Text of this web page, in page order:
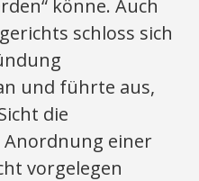
könne. Auch
schloss sich
und führte aus,
die
einer
vorgelegen